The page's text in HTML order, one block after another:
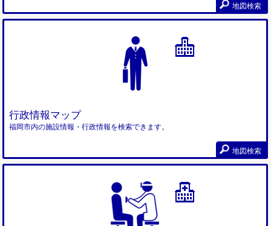
地図検索
行政情報マップ
福岡市内の施設情報・行政情報を検索できます。
地図検索